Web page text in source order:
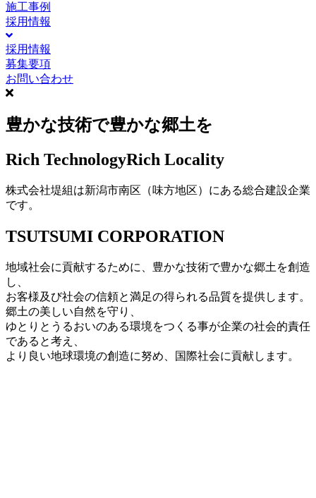
施工事例
採用情報
採用情報
募集要項
お問い合わせ
豊かな技術で豊かな郷土を
Rich TechnologyRich Locality
株式会社堤組は新潟市南区（味方地区）にある総合建設企業
です。
TSUTSUMI CORPORATION
地域社会に貢献するために、豊かな技術で豊かな郷土を創造
し、
お客様及び社会の信頼と満足の得られる品質を提供します。
郷土の美しい自然を守り、
ゆとりとうるおいのある環境をつくる事が企業の社会的責任
であると考え、
より良い地球環境の創造に努め、国際社会に貢献します。